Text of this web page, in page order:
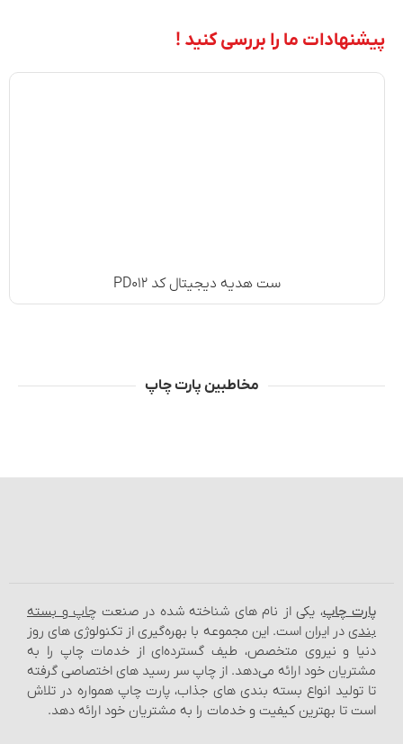
پیشنهادات ما را بررسی کنید !
ست هدیه دیجیتال کد PD۰۱۲
مخاطبین پارت چاپ
پارت چاپ، یکی از نام‌ های شناخته شده در صنعت چاپ و بسته‌
بندی در ایران است. این مجموعه با بهره‌گیری از تکنولوژی‌ های روز
دنیا و نیروی متخصص، طیف گسترده‌ای از خدمات چاپ را به
مشتریان خود ارائه می‌دهد. از چاپ سر رسید های اختصاصی گرفته
تا تولید انواع بسته‌ بندی‌ های جذاب، پارت چاپ همواره در تلاش
است تا بهترین کیفیت و خدمات را به مشتریان خود ارائه دهد.